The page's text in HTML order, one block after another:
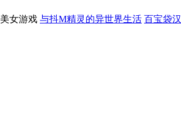
美女游戏 与抖M精灵的异世界生活 百宝袋